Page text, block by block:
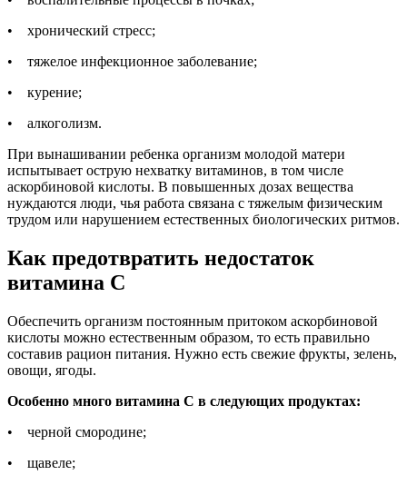
• хронический стресс;
• тяжелое инфекционное заболевание;
• курение;
• алкоголизм.
При вынашивании ребенка организм молодой матери
испытывает острую нехватку витаминов, в том числе
аскорбиновой кислоты. В повышенных дозах вещества
нуждаются люди, чья работа связана с тяжелым физическим
трудом или нарушением естественных биологических ритмов.
Как предотвратить недостаток
витамина С
Обеспечить организм постоянным притоком аскорбиновой
кислоты можно естественным образом, то есть правильно
составив рацион питания. Нужно есть свежие фрукты, зелень,
овощи, ягоды.
Особенно много витамина С в следующих продуктах:
• черной смородине;
• щавеле;